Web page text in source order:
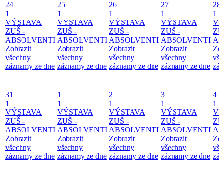
24
1
VÝSTAVA
ZUŠ -
ABSOLVENTI
Zobrazit
všechny
záznamy ze dne
25
1
VÝSTAVA
ZUŠ -
ABSOLVENTI
Zobrazit
všechny
záznamy ze dne
26
1
VÝSTAVA
ZUŠ -
ABSOLVENTI
Zobrazit
všechny
záznamy ze dne
27
1
VÝSTAVA
ZUŠ -
ABSOLVENTI
Zobrazit
všechny
záznamy ze dne
1
31
1
VÝSTAVA
ZUŠ -
ABSOLVENTI
Zobrazit
všechny
záznamy ze dne
1
1
VÝSTAVA
ZUŠ -
ABSOLVENTI
Zobrazit
všechny
záznamy ze dne
2
1
VÝSTAVA
ZUŠ -
ABSOLVENTI
Zobrazit
všechny
záznamy ze dne
3
1
VÝSTAVA
ZUŠ -
ABSOLVENTI
Zobrazit
všechny
záznamy ze dne
4
1